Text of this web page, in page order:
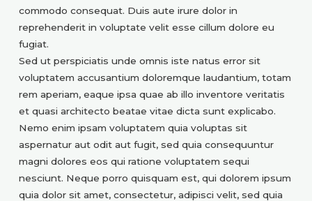
commodo consequat. Duis aute irure dolor in
reprehenderit in voluptate velit esse cillum dolore eu
fugiat.
Sed ut perspiciatis unde omnis iste natus error sit
voluptatem accusantium doloremque laudantium, totam
rem aperiam, eaque ipsa quae ab illo inventore veritatis
et quasi architecto beatae vitae dicta sunt explicabo.
Nemo enim ipsam voluptatem quia voluptas sit
aspernatur aut odit aut fugit, sed quia consequuntur
magni dolores eos qui ratione voluptatem sequi
nesciunt. Neque porro quisquam est, qui dolorem ipsum
quia dolor sit amet, consectetur, adipisci velit, sed quia